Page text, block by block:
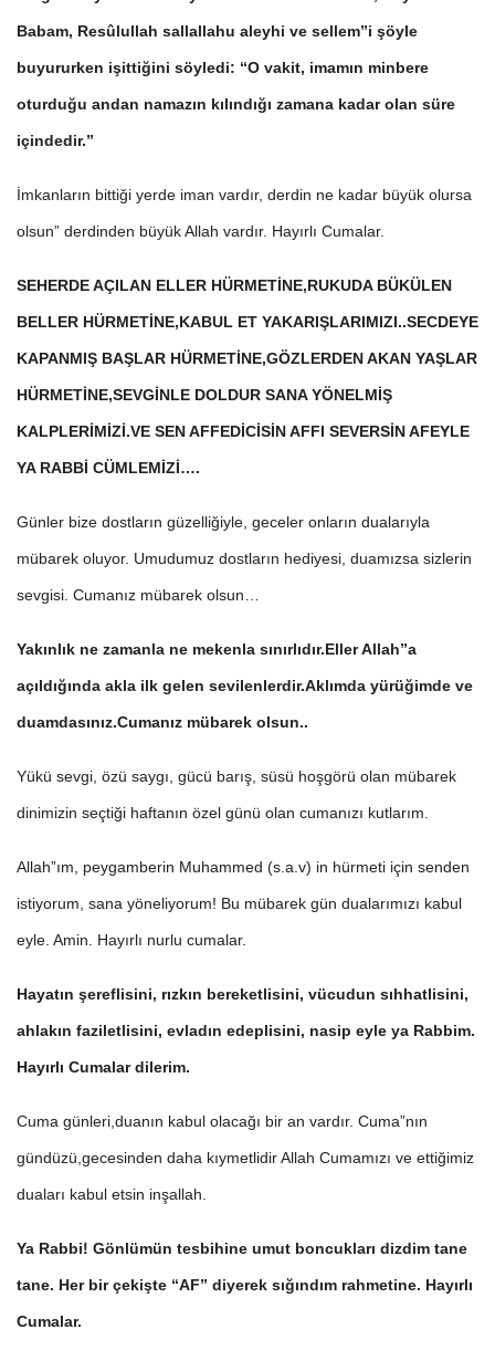
Babam, Resûlullah sallallahu aleyhi ve sellem”i şöyle
buyururken işittiğini söyledi: “O vakit, imamın minbere
oturduğu andan namazın kılındığı zamana kadar olan süre
içindedir.”
İmkanların bittiği yerde iman vardır, derdin ne kadar büyük olursa
olsun” derdinden büyük Allah vardır. Hayırlı Cumalar.
SEHERDE AÇILAN ELLER HÜRMETİNE,RUKUDA BÜKÜLEN
BELLER HÜRMETİNE,KABUL ET YAKARIŞLARIMIZI..SECDEYE
KAPANMIŞ BAŞLAR HÜRMETİNE,GÖZLERDEN AKAN YAŞLAR
HÜRMETİNE,SEVGİNLE DOLDUR SANA YÖNELMİŞ
KALPLERİMİZİ.VE SEN AFFEDİCİSİN AFFI SEVERSİN AFEYLE
YA RABBİ CÜMLEMİZİ….
Günler bize dostların güzelliğiyle, geceler onların dualarıyla
mübarek oluyor. Umudumuz dostların hediyesi, duamızsa sizlerin
sevgisi. Cumanız mübarek olsun…
Yakınlık ne zamanla ne mekenla sınırlıdır.Eller Allah”a
açıldığında akla ilk gelen sevilenlerdir.Aklımda yürüğimde ve
duamdasınız.Cumanız mübarek olsun..
Yükü sevgi, özü saygı, gücü barış, süsü hoşgörü olan mübarek
dinimizin seçtiği haftanın özel günü olan cumanızı kutlarım.
Allah”ım, peygamberin Muhammed (s.a.v) in hürmeti için senden
istiyorum, sana yöneliyorum! Bu mübarek gün dualarımızı kabul
eyle. Amin. Hayırlı nurlu cumalar.
Hayatın şereflisini, rızkın bereketlisini, vücudun sıhhatlisini,
ahlakın faziletlisini, evladın edeplisini, nasip eyle ya Rabbim.
Hayırlı Cumalar dilerim.
Cuma günleri,duanın kabul olacağı bir an vardır. Cuma”nın
gündüzü,gecesinden daha kıymetlidir Allah Cumamızı ve ettiğimiz
duaları kabul etsin inşallah.
Ya Rabbi! Gönlümün tesbihine umut boncukları dizdim tane
tane. Her bir çekişte “AF” diyerek sığındım rahmetine. Hayırlı
Cumalar.